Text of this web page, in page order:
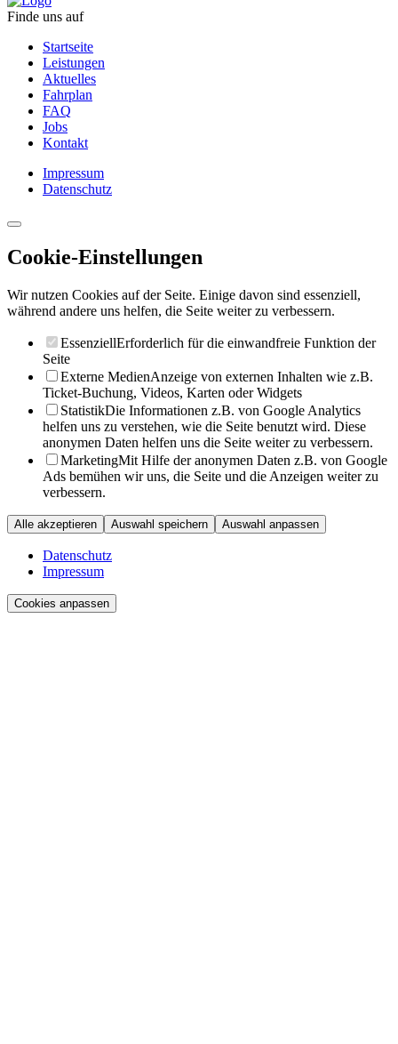
Finde uns auf
Startseite
Leistungen
Aktuelles
Fahrplan
FAQ
Jobs
Kontakt
Impressum
Datenschutz
Cookie-Einstellungen
Wir nutzen Cookies auf der Seite. Einige davon sind essenziell,
während andere uns helfen, die Seite weiter zu verbessern.
EssenziellErforderlich für die einwandfreie Funktion der
Seite
Externe MedienAnzeige von externen Inhalten wie z.B.
Ticket-Buchung, Videos, Karten oder Widgets
StatistikDie Informationen z.B. von Google Analytics
helfen uns zu verstehen, wie die Seite benutzt wird. Diese
anonymen Daten helfen uns die Seite weiter zu verbessern.
MarketingMit Hilfe der anonymen Daten z.B. von Google
Ads bemühen wir uns, die Seite und die Anzeigen weiter zu
verbessern.
Alle akzeptieren Auswahl speichern Auswahl anpassen
Datenschutz
Impressum
Cookies anpassen